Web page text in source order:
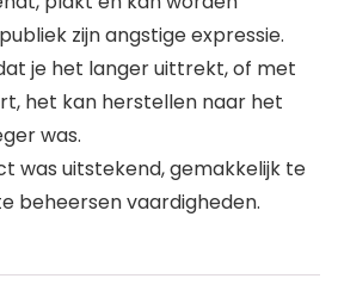
zijn angstige expressie.
je het langer uittrekt, of met
het kan herstellen naar het
was.
was uitstekend, gemakkelijk te
beheersen vaardigheden.